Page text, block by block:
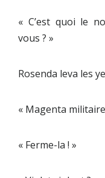
« C’est quoi le
vous ? »
Rosenda leva les
« Magenta militaire
« Ferme-la ! »